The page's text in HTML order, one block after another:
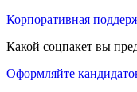
Корпоративная
Какой соцпакет вы
Оформляйте